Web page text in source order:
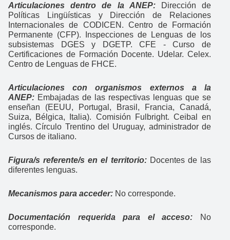
Articulaciones dentro de la ANEP:
Dirección de
Políticas Lingüísticas y Dirección de Relaciones
Internacionales de CODICEN. Centro de Formación
Permanente (CFP). Inspecciones de Lenguas de los
subsistemas DGES y DGETP. CFE - Curso de
Certificaciones de Formación Docente. Udelar. Celex.
Centro de Lenguas de FHCE.
Articulaciones con organismos externos a la
ANEP: Embajadas de las respectivas lenguas que se
enseñan (EEUU, Portugal, Brasil, Francia, Canadá,
Suiza, Bélgica, Italia). Comisión Fulbright. Ceibal en
inglés. Círculo Trentino del Uruguay, administrador de
Cursos de italiano.
Figura/s referente/s en el territorio: Docentes de las
diferentes lenguas.
Mecanismos para acceder: No corresponde.
Documentación requerida para el acceso:
No
corresponde.